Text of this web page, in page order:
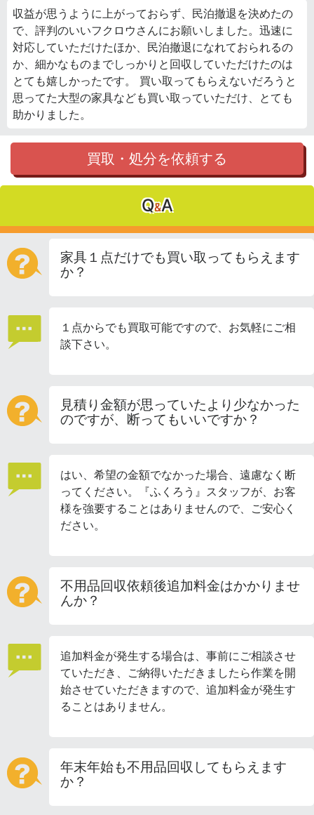
収益が思うように上がっておらず、民泊撤退を決めたの
で、評判のいいフクロウさんにお願いしました。迅速に
対応していただけたほか、民泊撤退になれておられるの
か、細かなものまでしっかりと回収していただけたのは
とても嬉しかったです。 買い取ってもらえないだろうと
思ってた大型の家具なども買い取っていただけ、とても
助かりました。
買取・処分を依頼する
Q&A
家具１点だけでも買い取ってもらえます
か？
１点からでも買取可能ですので、お気軽にご相
談下さい。
見積り金額が思っていたより少なかった
のですが、断ってもいいですか？
はい、希望の金額でなかった場合、遠慮なく断
ってください。『ふくろう』スタッフが、お客
様を強要することはありませんので、ご安心く
ださい。
不用品回収依頼後追加料金はかかりませ
んか？
追加料金が発生する場合は、事前にご相談させ
ていただき、ご納得いただきましたら作業を開
始させていただきますので、追加料金が発生す
ることはありません。
年末年始も不用品回収してもらえます
か？